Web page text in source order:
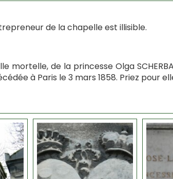
de la chapelle est illisible.
mortelle, de la princesse Olga
à Paris le 3 mars 1858. Priez pour